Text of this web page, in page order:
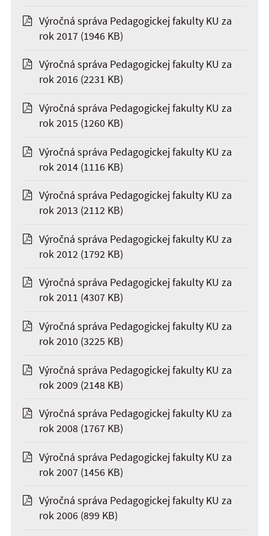
Výročná správa Pedagogickej fakulty KU za
rok 2017 (1946 KB)
Výročná správa Pedagogickej fakulty KU za
rok 2016 (2231 KB)
Výročná správa Pedagogickej fakulty KU za
rok 2015 (1260 KB)
Výročná správa Pedagogickej fakulty KU za
rok 2014 (1116 KB)
Výročná správa Pedagogickej fakulty KU za
rok 2013 (2112 KB)
Výročná správa Pedagogickej fakulty KU za
rok 2012 (1792 KB)
Výročná správa Pedagogickej fakulty KU za
rok 2011 (4307 KB)
Výročná správa Pedagogickej fakulty KU za
rok 2010 (3225 KB)
Výročná správa Pedagogickej fakulty KU za
rok 2009 (2148 KB)
Výročná správa Pedagogickej fakulty KU za
rok 2008 (1767 KB)
Výročná správa Pedagogickej fakulty KU za
rok 2007 (1456 KB)
Výročná správa Pedagogickej fakulty KU za
rok 2006 (899 KB)